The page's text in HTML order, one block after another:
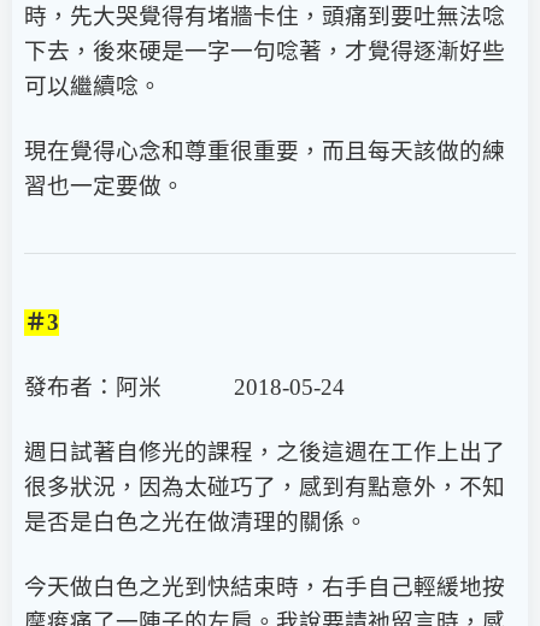
時，先大哭覺得有堵牆卡住，頭痛到要吐無法唸
下去，後來硬是一字一句唸著，才覺得逐漸好些
可以繼續唸。
現在覺得心念和尊重很重要，而且每天該做的練
習也一定要做。
＃3
發布者：阿米 2018-05-24
週日試著自修光的課程，之後這週在工作上出了
很多狀況，因為太碰巧了，感到有點意外，不知
是否是白色之光在做清理的關係。
今天做白色之光到快結束時，右手自己輕緩地按